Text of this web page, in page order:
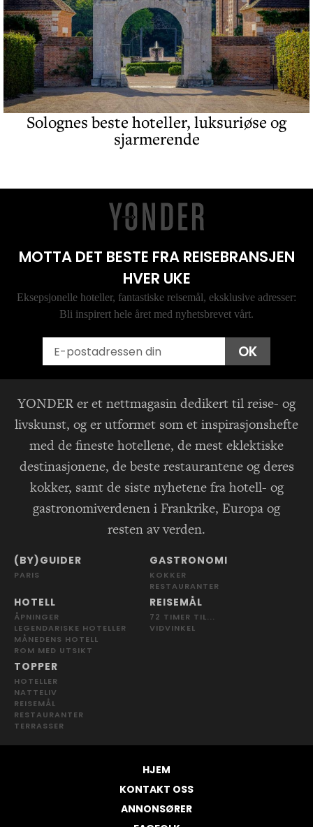
Solognes beste hoteller, luksuriøse og
sjarmerende
MOTTA DET BESTE FRA REISEBRANSJEN
HVER UKE
Eksepsjonelle hoteller, fantastiske reisemål, eksklusive adresser:
Bli inspirert hele året med nyhetsbrevet vårt.
OK
YONDER er et nettmagasin dedikert til reise- og
livskunst, og er utformet som et inspirasjonshefte
med de fineste hotellene, de mest eklektiske
destinasjonene, de beste restaurantene og deres
kokker, samt de siste nyhetene fra hotell- og
gastronomiverdenen i Frankrike, Europa og
resten av verden.
(BY)GUIDER
PARIS
GASTRONOMI
KOKKER
RESTAURANTER
HOTELL
ÅPNINGER
LEGENDARISKE HOTELLER
MÅNEDENS HOTELL
ROM MED UTSIKT
REISEMÅL
72 TIMER TIL...
VIDVINKEL
TOPPER
HOTELLER
NATTELIV
REISEMÅL
RESTAURANTER
TERRASSER
HJEM
KONTAKT OSS
ANNONSØRER